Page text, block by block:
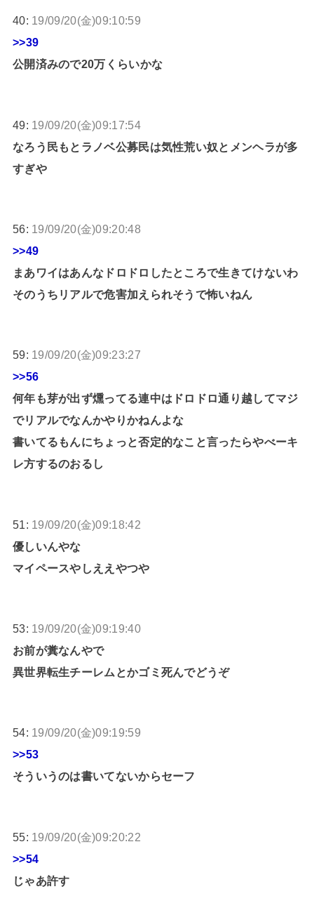
40: 19/09/20(金)09:10:59
>>39
公開済みので20万くらいかな
49: 19/09/20(金)09:17:54
なろう民もとラノベ公募民は気性荒い奴とメンヘラが多
すぎや
56: 19/09/20(金)09:20:48
>>49
まあワイはあんなドロドロしたところで生きてけないわ
そのうちリアルで危害加えられそうで怖いねん
59: 19/09/20(金)09:23:27
>>56
何年も芽が出ず燻ってる連中はドロドロ通り越してマジ
でリアルでなんかやりかねんよな
書いてるもんにちょっと否定的なこと言ったらやべーキ
レ方するのおるし
51: 19/09/20(金)09:18:42
優しいんやな
マイペースやしええやつや
53: 19/09/20(金)09:19:40
お前が糞なんやで
異世界転生チーレムとかゴミ死んでどうぞ
54: 19/09/20(金)09:19:59
>>53
そういうのは書いてないからセーフ
55: 19/09/20(金)09:20:22
>>54
じゃあ許す